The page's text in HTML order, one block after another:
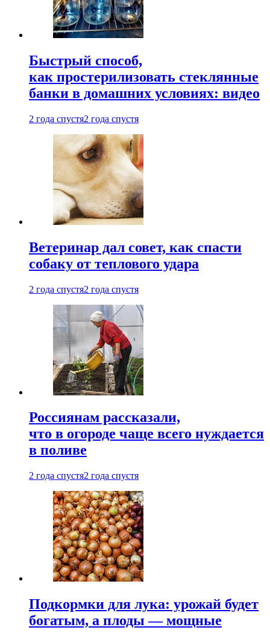
Быстрый способ,
как простерилизовать стеклянные
банки в домашних условиях: видео
2 года спустя2 года спустя
Ветеринар дал совет, как спасти
собаку от теплового удара
2 года спустя2 года спустя
Россиянам рассказали,
что в огороде чаще всего нуждается
в поливе
2 года спустя2 года спустя
Подкормки для лука: урожай будет
богатым, а плоды — мощные